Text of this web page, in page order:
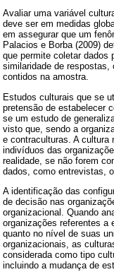
Avaliar uma variável
deve ser em medidas
em assegurar que um
Palacios e Borba (2009)
que permite coletar dados
similaridade de respostas,
contidos na amostra.
Estudos culturais que se
pretensão de estabelecer
se um estudo de
visto que, sendo a
e contraculturas. A cultura
indivíduos das
realidade, se não forem
dados, como entrevistas,
A identificação das
de decisão nas
organizacional. Quando
organizações referentes a
quanto no nível de suas
organizacionais, as
considerada como tipo
incluindo a mudança de